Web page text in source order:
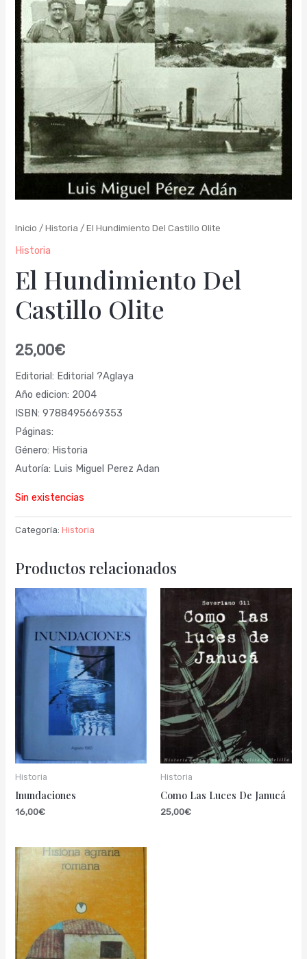
Inicio /Historia / El Hundimiento Del Castillo Olite
Historia
El Hundimiento Del
Castillo Olite
25,00€
Editorial: Editorial ?Aglaya
Año edicion: 2004
ISBN: 9788495669353
Páginas:
Género: Historia
Autoría: Luis Miguel Perez Adan
Sin existencias
Categoría:Historia
Productos relacionados
Historia
Inundaciones
16,00€
Historia
Como Las Luces De Janucá
25,00€